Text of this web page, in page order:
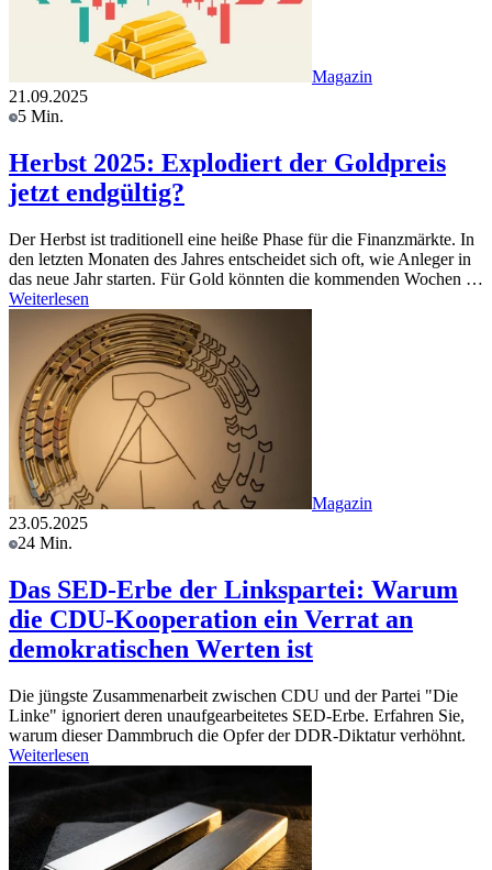
Magazin
21.09.2025
5 Min.
Herbst 2025: Explodiert der Goldpreis
jetzt endgültig?
Der Herbst ist traditionell eine heiße Phase für die Finanzmärkte. In
den letzten Monaten des Jahres entscheidet sich oft, wie Anleger in
das neue Jahr starten. Für Gold könnten die kommenden Wochen …
Weiterlesen
Magazin
23.05.2025
24 Min.
Das SED-Erbe der Linkspartei: Warum
die CDU-Kooperation ein Verrat an
demokratischen Werten ist
Die jüngste Zusammenarbeit zwischen CDU und der Partei "Die
Linke" ignoriert deren unaufgearbeitetes SED-Erbe. Erfahren Sie,
warum dieser Dammbruch die Opfer der DDR-Diktatur verhöhnt.
Weiterlesen